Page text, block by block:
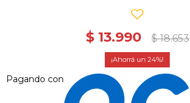
$ 13.990 $ 18.653
24
Pagando con